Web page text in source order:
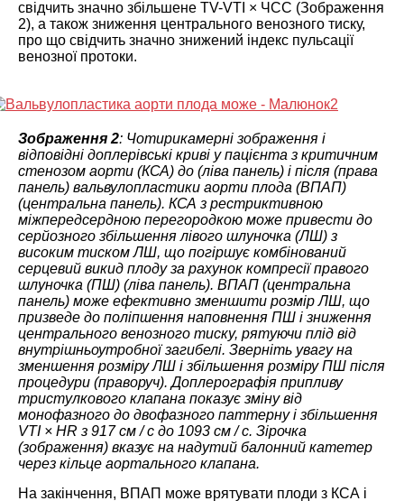
свідчить значно збільшене TV-VTI × ЧСС (Зображення
2), а також зниження центрального венозного тиску,
про що свідчить значно знижений індекс пульсації
венозної протоки.
Зображення 2: Чотирикамерні зображення і
відповідні доплерівські криві у пацієнта з критичним
стенозом аорти (КСА) до (ліва панель) і після (права
панель) вальвулопластики аорти плода (ВПАП)
(центральна панель). КСА з рестриктивною
міжпередсердною перегородкою може привести до
серйозного збільшення лівого шлуночка (ЛШ) з
високим тиском ЛШ, що погіршує комбінований
серцевий викид плоду за рахунок компресії правого
шлуночка (ПШ) (ліва панель). ВПАП (центральна
панель) може ефективно зменшити розмір ЛШ, що
призведе до поліпшення наповнення ПШ і зниження
центрального венозного тиску, рятуючи плід від
внутрішньоутробної загибелі. Зверніть увагу на
зменшення розміру ЛШ і збільшення розміру ПШ після
процедури (праворуч). Доплерографія припливу
тристулкового клапана показує зміну від
монофазного до двофазного паттерну і збільшення
VTI × HR з 917 см / с до 1093 см / с. Зірочка
(зображення) вказує на надутий балонний катетер
через кільце аортального клапана.
На закінчення, ВПАП може врятувати плоди з КСА і